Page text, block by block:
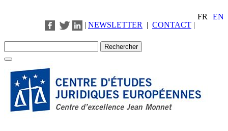
FR
EN
| NEWSLETTER | CONTACT |